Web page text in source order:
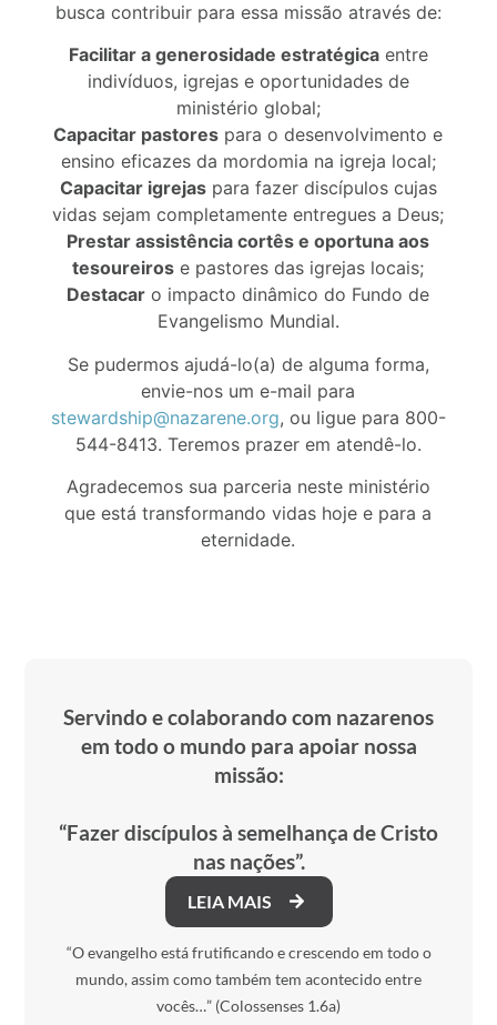
busca contribuir para essa missão através de:
Facilitar a generosidade estratégicaentre
indivíduos, igrejas e oportunidades de
ministério global;
Capacitar pastores para o desenvolvimento e
ensino eficazes da mordomia na igreja local;
Capacitar igrejaspara fazer discípulos cujas
vidas sejam completamente entregues a Deus;
Prestar assistência cortês e oportuna aos
tesoureiros e pastores das igrejas locais;
Destacar o impacto dinâmico do Fundo de
Evangelismo Mundial.
Se pudermos ajudá-lo(a) de alguma forma,
envie-nos um e-mail para
stewardship@nazarene.org, ou ligue para 800-
544-8413. Teremos prazer em atendê-lo.
Agradecemos sua parceria neste ministério
que está transformando vidas hoje e para a
eternidade.
Servindo e colaborando com nazarenos
em todo o mundo para apoiar nossa
missão:
“Fazer discípulos à semelhança de Cristo
nas nações”.
LEIA MAIS
“O evangelho está frutificando e crescendo em todo o
mundo, assim como também tem acontecido entre
vocês…” (Colossenses 1.6a)